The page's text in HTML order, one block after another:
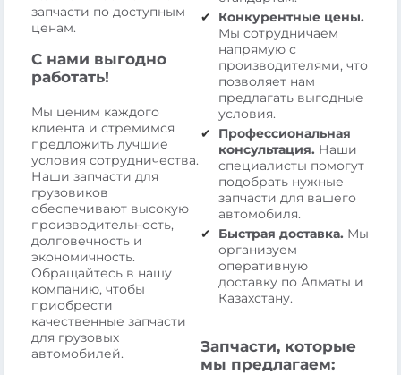
запчасти по доступным
ценам.
С нами выгодно
работать!
Мы ценим каждого
клиента и стремимся
предложить лучшие
условия сотрудничества.
Наши запчасти для
грузовиков
обеспечивают высокую
производительность,
долговечность и
экономичность.
Обращайтесь в нашу
компанию, чтобы
приобрести
качественные запчасти
для грузовых
автомобилей.
Конкурентные цены.
Мы сотрудничаем
напрямую с
производителями, что
позволяет нам
предлагать выгодные
условия.
Профессиональная
консультация. Наши
специалисты помогут
подобрать нужные
запчасти для вашего
автомобиля.
Быстрая доставка. Мы
организуем
оперативную
доставку по Алматы и
Казахстану.
Запчасти, которые
мы предлагаем: